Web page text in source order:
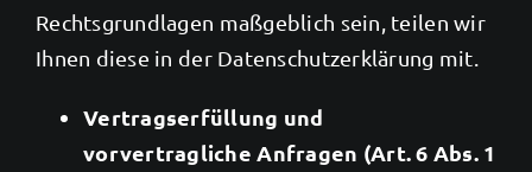
Rechtsgrundlagen maßgeblich sein, teilen wir
Ihnen diese in der Datenschutzerklärung mit.
Vertragserfüllung und
vorvertragliche Anfragen (Art. 6 Abs. 1